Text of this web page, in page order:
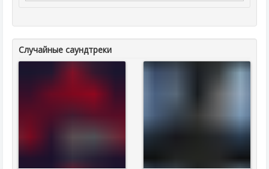
Случайные саундтреки